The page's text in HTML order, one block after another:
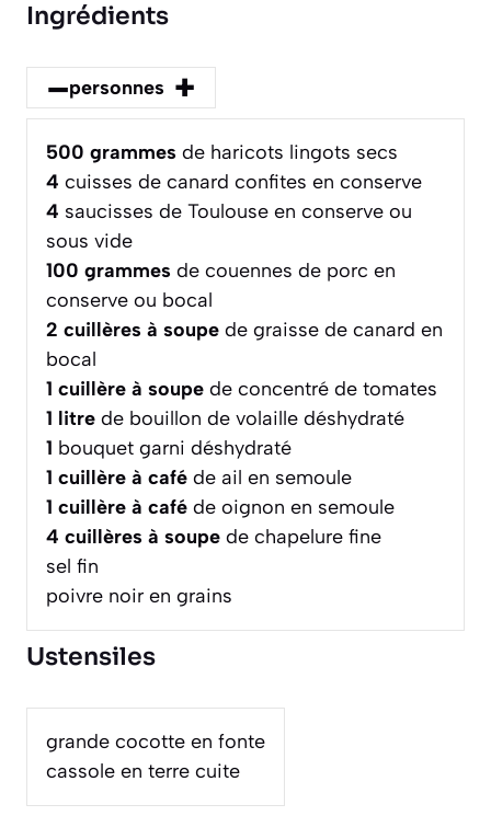
Ingrédients
–personnes +
500 grammes de haricots lingots secs
4 cuisses de canard confites en conserve
4 saucisses de Toulouse en conserve ou
sous vide
100 grammes de couennes de porc en
conserve ou bocal
2 cuillères à soupe de graisse de canard en
bocal
1 cuillère à soupe de concentré de tomates
1 litre de bouillon de volaille déshydraté
1 bouquet garni déshydraté
1 cuillère à café de ail en semoule
1 cuillère à café de oignon en semoule
4 cuillères à soupe de chapelure fine
sel fin
poivre noir en grains
Ustensiles
grande cocotte en fonte
cassole en terre cuite